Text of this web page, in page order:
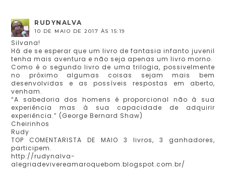
RUDYNALVA
10 DE MAIO DE 2017 ÀS 15:19
Silvana!
Há de se esperar que um livro de fantasia infanto juvenil
tenha mais aventura e não seja apenas um livro morno.
Como é o segundo livro de uma trilogia, possivelmente
no próximo algumas coisas sejam mais bem
desenvolvidas e as possíveis respostas em aberto,
venham.
“A sabedoria dos homens é proporcional não à sua
experiência mas à sua capacidade de adquirir
experiência.” (George Bernard Shaw)
Cheirinhos
Rudy
TOP COMENTARISTA DE MAIO 3 livros, 3 ganhadores,
participem.
http://rudynalva-
alegriadevivereamaroquebom.blogspot.com.br/